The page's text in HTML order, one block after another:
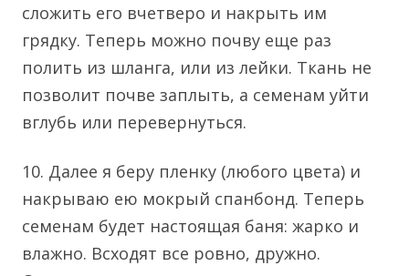
сложить его вчетверо и накрыть им
грядку. Теперь можно почву еще раз
полить из шланга, или из лейки. Ткань не
позволит почве заплыть, а семенам уйти
вглубь или перевернуться.
10. Далее я беру пленку (любого цвета) и
накрываю ею мокрый спанбонд. Теперь
семенам будет настоящая баня: жарко и
влажно. Всходят все ровно, дружно.